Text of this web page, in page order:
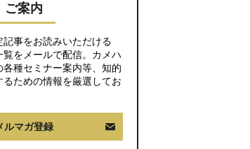
ご案内
記事をお読みいただける
をメールで配信。カメハ
各種セミナー案内等、知的
ための情報を厳選してお
ルマガ登録